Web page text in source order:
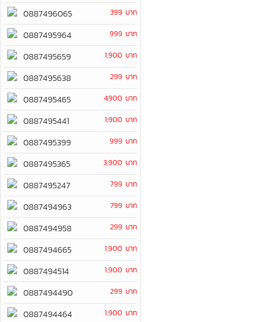
0887496065 399 บาท
0887495964 999 บาท
0887495659 1,900 บาท
0887495638 299 บาท
0887495465 4,900 บาท
0887495441 1,900 บาท
0887495399 999 บาท
0887495365 3,900 บาท
0887495247 799 บาท
0887494963 799 บาท
0887494958 299 บาท
0887494665 1,900 บาท
0887494514 1,900 บาท
0887494490 299 บาท
0887494464 1,900 บาท